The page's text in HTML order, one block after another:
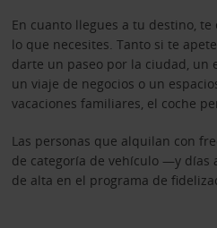
En cuanto llegues a tu destino,
lo que necesites. Tanto si te
darte un paseo por la ciudad, un
un viaje de negocios o un
vacaciones familiares, el coche
Las personas que alquilan con
de categoría de vehículo —y días
de alta en el programa de